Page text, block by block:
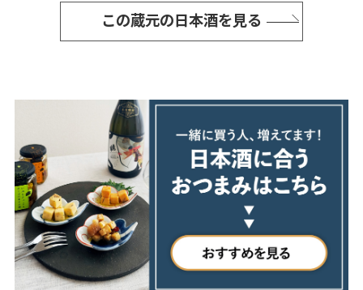
この蔵元の日本酒を見る